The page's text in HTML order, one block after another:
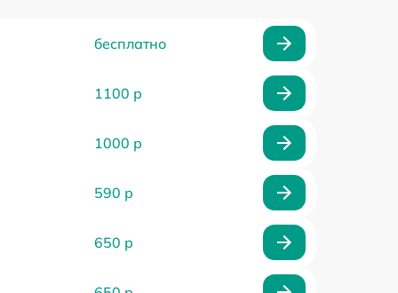
бесплатно
1100 р
1000 р
590 р
650 р